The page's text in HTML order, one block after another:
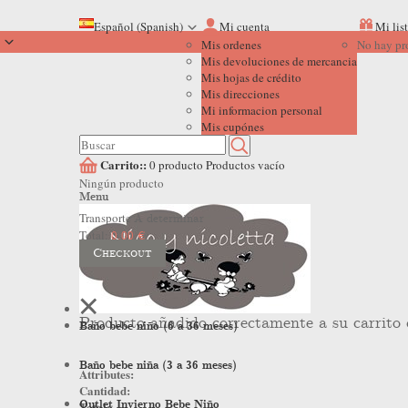
Español (Spanish)
Mi cuenta
Mis ordenes
Mis devoluciones de mercancia
Mis hojas de crédito
Mis direcciones
Mi informacion personal
Mis cupónes
Mi
No hay
Carrito:: 0producto Productosvacío
Ningún producto
TransporteA determinar
Total:
0,00 €
Checkout
Producto añadido correctamente a su carrito
Attributes:
Cantidad:
Menu
Baño bebe niño (6 a 36 meses)
Baño bebe niña (3 a 36 meses)
Outlet Invierno Bebe Niño